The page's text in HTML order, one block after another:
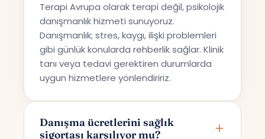
Terapi Avrupa olarak terapi değil, psikolojik
danışmanlık hizmeti sunuyoruz.
Danışmanlık; stres, kaygı, ilişki problemleri
gibi günlük konularda rehberlik sağlar. Klinik
tanı veya tedavi gerektiren durumlarda
uygun hizmetlere yönlendiririz.
Danışma ücretlerini sağlık
sigortası karşılıyor mu?